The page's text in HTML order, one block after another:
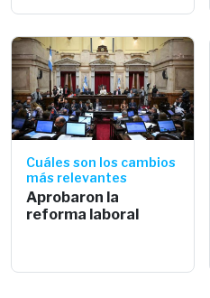
Cuáles son los cambios
más relevantes
Aprobaron la
reforma laboral